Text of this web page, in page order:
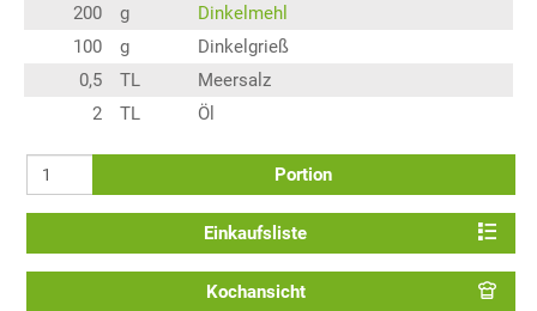
200
g
Dinkelmehl
100
g
Dinkelgrieß
0,5
TL
Meersalz
2
TL Öl
Portion
Einkaufsliste
Kochansicht